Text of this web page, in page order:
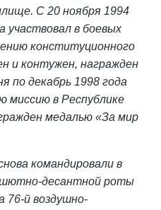
С 20 ноября 1994
участвовал в боевых
конституционного
и контужен, награжден
по декабрь 1998 года
миссию в Республике
медалью «За мир
командировали в
десантной роты
76-й воздушно-